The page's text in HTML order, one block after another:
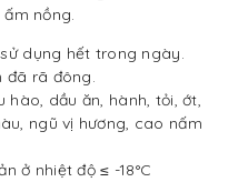
nồng.
dụng hết trong ngày.
đã rã đông.
hào, dầu ăn, hành, tỏi, ớt,
ngũ vị hương, cao nấm
ở nhiệt độ ≤ -18°C